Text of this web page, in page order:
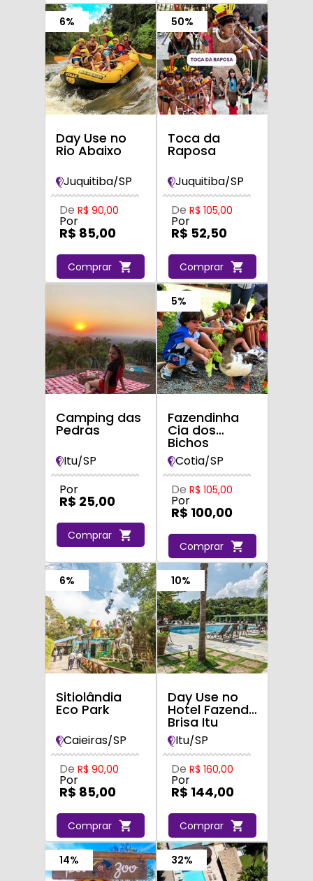
6%
Day Use no
Rio Abaixo
Juquitiba/SP
De R$ 90,00
Por
R$ 85,00
Comprar
50%
Toca da
Raposa
Juquitiba/SP
De R$ 105,00
Por
R$ 52,50
Comprar
Camping das
Pedras
Itu/SP
Por
R$ 25,00
Comprar
5%
Fazendinha
Cia dos
Bichos
Cotia/SP
De R$ 105,00
Por
R$ 100,00
Comprar
6%
Sitiolândia
Eco Park
Caieiras/SP
De R$ 90,00
Por
R$ 85,00
Comprar
10%
Day Use no
Hotel Fazenda
Brisa Itu
Itu/SP
De R$ 160,00
Por
R$ 144,00
Comprar
14% 32%